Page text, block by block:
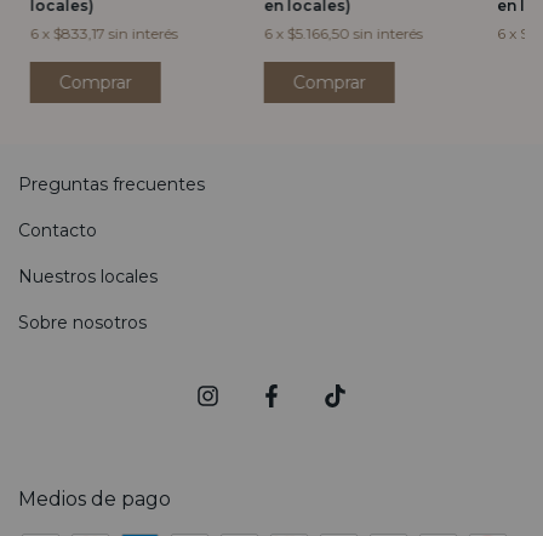
locales)
6 x $833,17 sin interés
en locales)
6 x $5.166,50 sin interés
Comprar
en
6 x
Preguntas frecuentes
Contacto
Nuestros locales
Sobre nosotros
Medios de pago